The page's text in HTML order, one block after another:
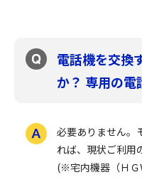
電話機を交換
か？ 専用の電
必要ありません。
れば、現状ご利用
(※宅内機器（ＨＧ